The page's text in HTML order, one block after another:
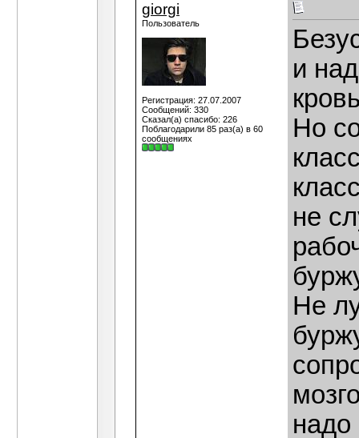
giorgi
Пользователь
Регистрация: 27.07.2007
Сообщений: 330
Сказал(а) спасибо: 226
Поблагодарили 85 раз(а) в 60
сообщениях
и
Но
не
Не
надо